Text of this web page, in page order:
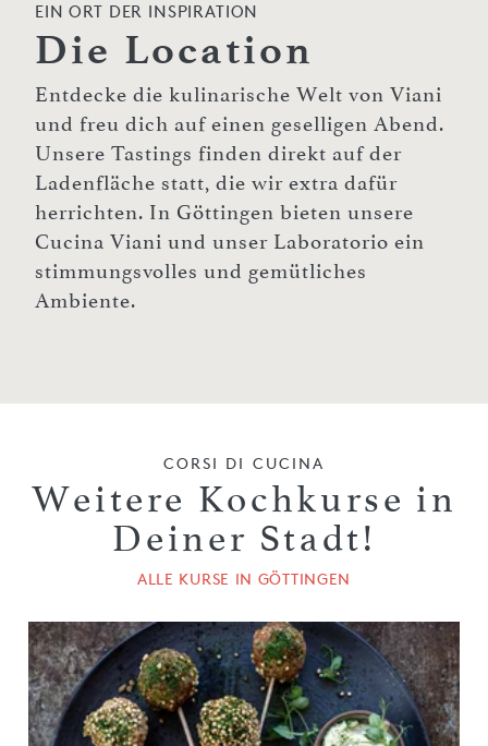
EIN ORT DER INSPIRATION
Die Location
Entdecke die kulinarische Welt von Viani
und freu dich auf einen geselligen Abend.
Unsere Tastings finden direkt auf der
Ladenfläche statt, die wir extra dafür
herrichten. In Göttingen bieten unsere
Cucina Viani und unser Laboratorio ein
stimmungsvolles und gemütliches
Ambiente.
CORSI DI CUCINA
Weitere Kochkurse in
Deiner Stadt!
ALLE KURSE IN GÖTTINGEN